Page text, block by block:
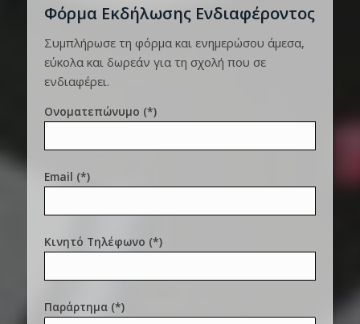
Φόρμα Εκδήλωσης Ενδιαφέροντος
Συμπλήρωσε τη φόρμα και ενημερώσου άμεσα,
εύκολα και δωρεάν για τη σχολή που σε
ενδιαφέρει.
Ονοματεπώνυμο (*)
Email (*)
Κινητό Τηλέφωνο (*)
Παράρτημα (*)